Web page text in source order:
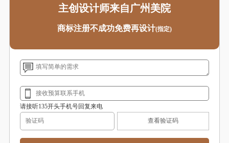
主创设计师来自广州美院
商标注册不成功免费再设计(指定)
请接听135开头手机号回复来电
查看验证码